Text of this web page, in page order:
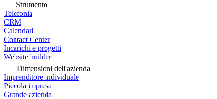
Strumento
Telefonia
CRM
Calendari
Contact Center
Incarichi e progetti
Website builder
Dimensioni dell'azienda
Imprenditore individuale
Piccola impresa
Grande azienda